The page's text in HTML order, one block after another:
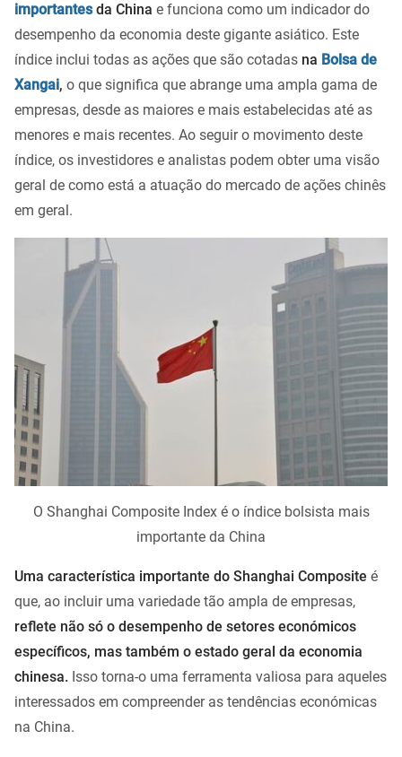
importantesda China e funciona como um indicador do
desempenho da economia deste gigante asiático. Este
índice inclui todas as ações que são cotadas na Bolsa de
Xangai, o que significa que abrange uma ampla gama de
empresas, desde as maiores e mais estabelecidas até as
menores e mais recentes. Ao seguir o movimento deste
índice, os investidores e analistas podem obter uma visão
geral de como está a atuação do mercado de ações chinês
em geral.
O Shanghai Composite Index é o índice bolsista mais
importante da China
Uma característica importante do Shanghai Composite é
que, ao incluir uma variedade tão ampla de empresas,
reflete não só o desempenho de setores económicos
específicos, mas também o estado geral da economia
chinesa. Isso torna-o uma ferramenta valiosa para aqueles
interessados em compreender as tendências económicas
na China.